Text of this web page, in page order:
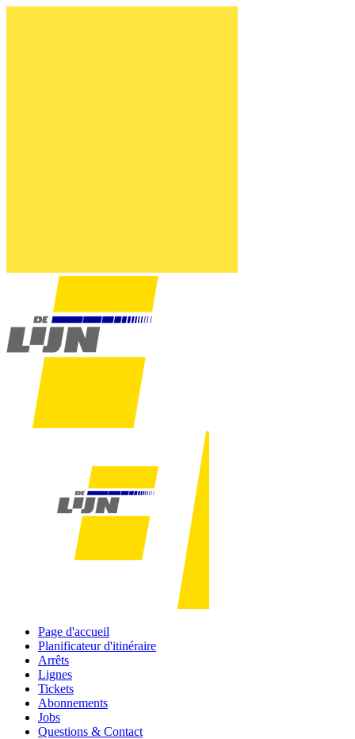
Page d'accueil
Planificateur d'itinéraire
Arrêts
Lignes
Tickets
Abonnements
Jobs
Questions & Contact